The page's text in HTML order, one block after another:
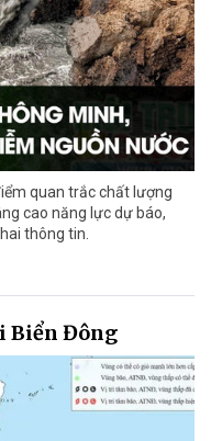
quan trắc chất lượng
cao năng lực dự báo,
thông tin.
Biển Đông